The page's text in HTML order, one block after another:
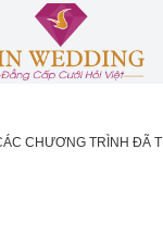
CHƯƠNG TRÌNH ĐÃ